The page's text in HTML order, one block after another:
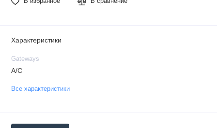
Характеристики
Gateways
A/C
Все характеристики